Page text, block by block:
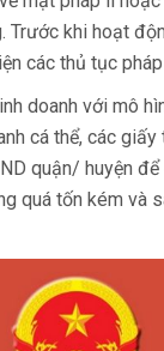
Trước khi hoạt
các thủ tục
doanh với mô
cá thể, các
quận/ huyện
quá tốn kém và